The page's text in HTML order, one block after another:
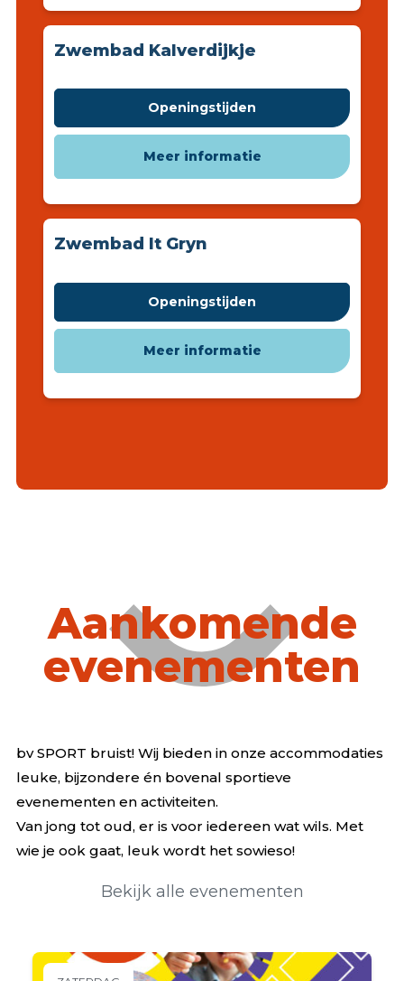
Zwembad Kalverdijkje
Openingstijden
Meer informatie
Zwembad It Gryn
Openingstijden
Meer informatie
Aankomende
evenementen
bv SPORT bruist! Wij bieden in onze accommodaties
leuke, bijzondere én bovenal sportieve
evenementen en activiteiten.
Van jong tot oud, er is voor iedereen wat wils. Met
wie je ook gaat, leuk wordt het sowieso!
Bekijk alle evenementen